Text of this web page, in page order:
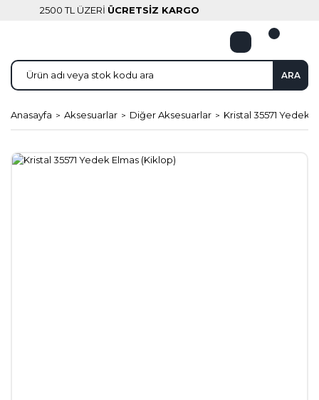
2500 TL ÜZERİ ÜCRETSİZ KARGO
ARA
Anasayfa Aksesuarlar Diğer Aksesuarlar Kristal 35571 Yedek